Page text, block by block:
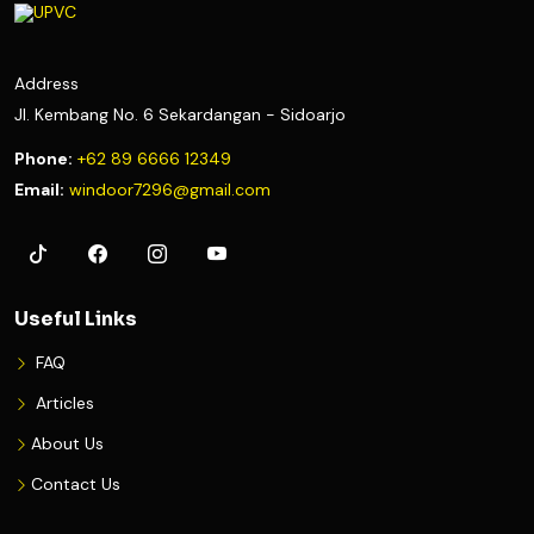
Address
Jl. Kembang No. 6 Sekardangan - Sidoarjo
Phone: +62 89 6666 12349
Email: windoor7296@gmail.com
Useful Links
FAQ
Articles
About Us
Contact Us